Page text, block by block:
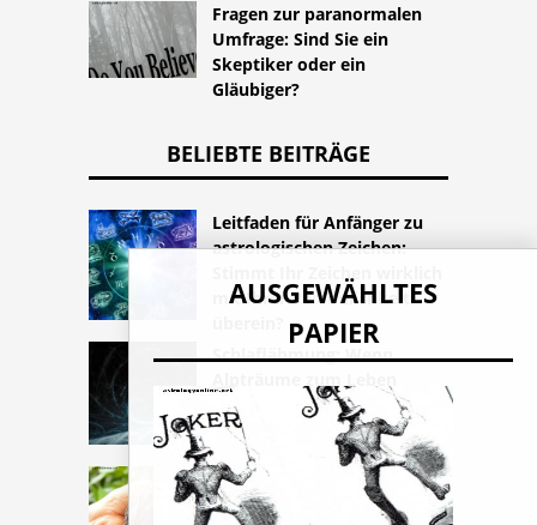
AUSGEWÄHLTES
PAPIER
Fragen zur paranormalen
Umfrage: Sind Sie ein
Skeptiker oder ein
Gläubiger?
BELIEBTE BEITRÄGE
Leitfaden für Anfänger zu
astrologischen Zeichen:
Stimmt Ihr Zeichen wirklich
mit Ihrer Persönlichkeit
Schlaflähmung: Wenn
erweckt werden
7 Zeichen eines Erdengels